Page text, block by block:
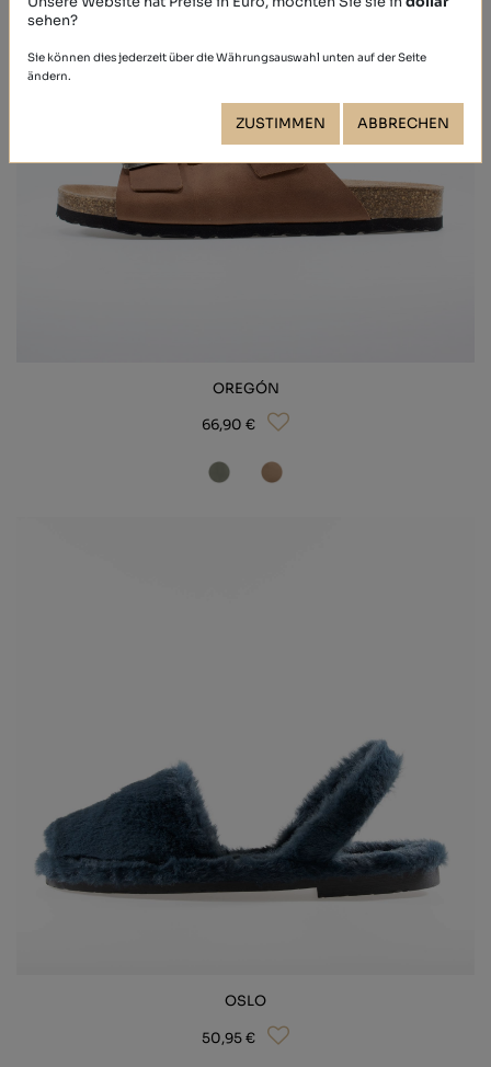
OREGÓN
66,90 €
OSLO
50,95 €
sehen?
Sie können dies jederzeit über die Währungsauswahl unten auf der Seite
ändern.
ZUSTIMMEN ABBRECHEN